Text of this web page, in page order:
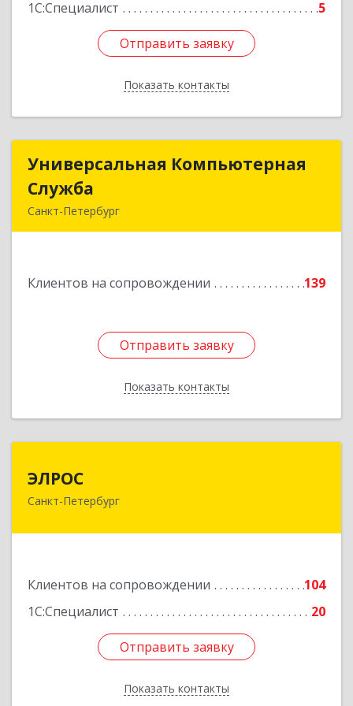
1С:Специалист 5
Отправить заявку
Показать контакты
Отправить заявку
Назад
Универсальная Компьютерная
Служба
Санкт-Петербург
Клиентов на сопровождении 139
Отправить заявку
Показать контакты
Универсальная Компьютерная
Подробнее
Отправить заявку
Назад
ЭЛРОС
Санкт-Петербург
Клиентов на сопровождении
104
1С:Специалист
20
Отправить заявку
Показать контакты
191024, Санкт-Петербург г, Тележная ул, дом №
Отправить заявку
Назад